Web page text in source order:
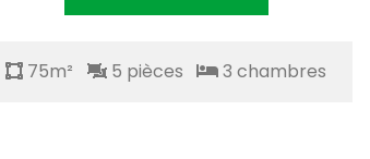
75m² 5 pièces 3 chambres